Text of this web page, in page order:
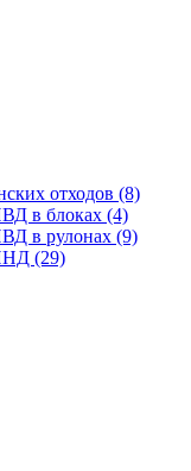
отходов (8)
в блоках (4)
в рулонах (9)
(29)